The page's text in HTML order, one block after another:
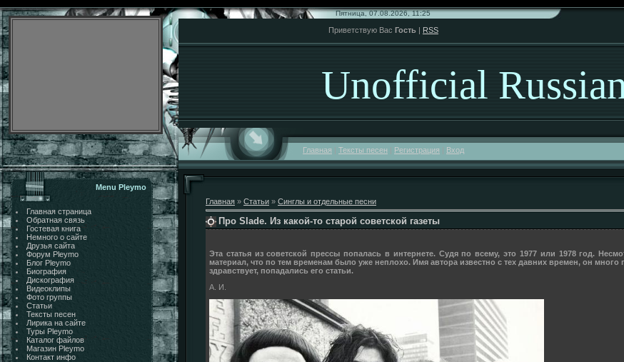
Пятница, 07.08.2026, 11:25
Приветствую Вас Гость | RSS
Unofficial
Главная Тексты песен Регистрация Вход
Menu Pleymo
Главная страница
Обратная связь
Гостевая книга
Немного о сайте
Друзья сайта
Форум Pleymo
Блог Pleymo
Биография
Дискография
Видеоклипы
Фото группы
Статьи
Тексты песен
Лирика на сайте
Туры Pleymo
Каталог файлов
Магазин Pleymo
Контакт инфо
Главная » Статьи » Синглы и отдельные песни
Про Slade. Из какой-то старой советской газеты
Эта статья из советской прессы попалась в интернете. Судя по всему, это 1977 или 1978 год.
материал, что по тем временам было уже неплохо. Имя автора известно с тех давних времен, он много
здравствует, попадались его статьи.
А. И.